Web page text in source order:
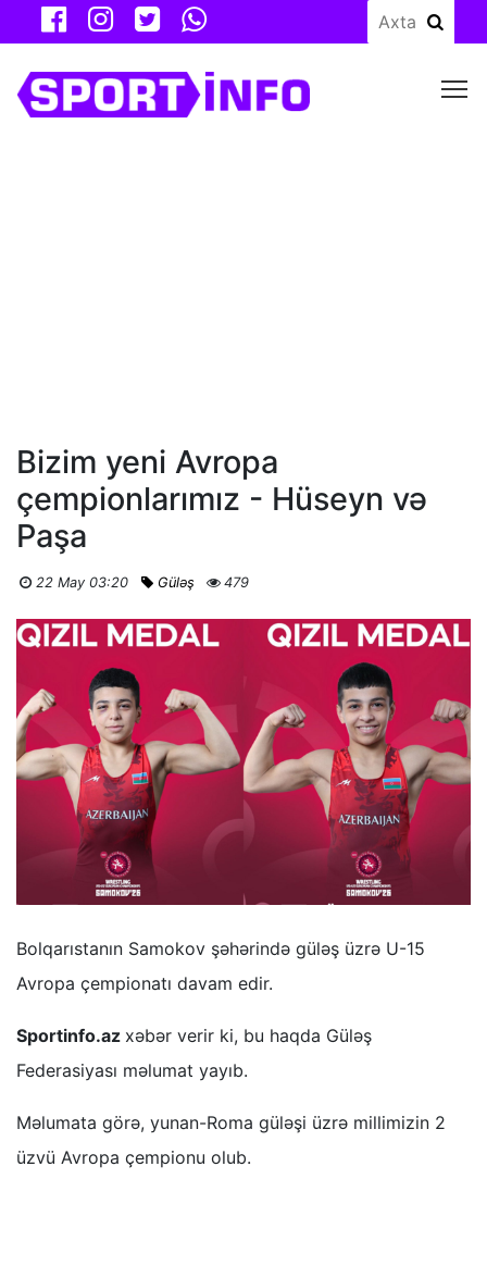
Bizim yeni Avropa
çempionlarımız - Hüseyn və
Paşa
22 May 03:20 Güləş 479
Bolqarıstanın Samokov şəhərində güləş üzrə U-15
Avropa çempionatı davam edir.
Sportinfo.az xəbər verir ki, bu haqda Güləş
Federasiyası məlumat yayıb.
Məlumata görə, yunan-Roma güləşi üzrə millimizin 2
üzvü Avropa çempionu olub.